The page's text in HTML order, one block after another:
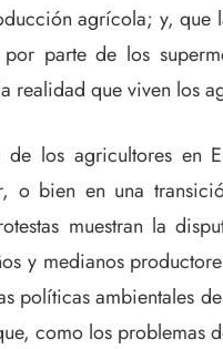
agrícola; y,
parte de los
realidad que viven los
los agricultores
o bien en una
muestran la
y medianos
políticas ambientales
como los problemas